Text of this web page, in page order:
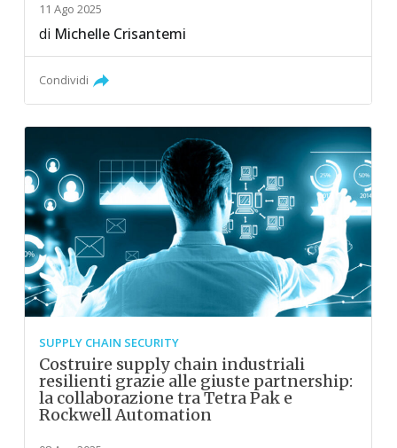
11 Ago 2025
di Michelle Crisantemi
Condividi
SUPPLY CHAIN SECURITY
Costruire supply chain industriali
resilienti grazie alle giuste partnership:
la collaborazione tra Tetra Pak e
Rockwell Automation